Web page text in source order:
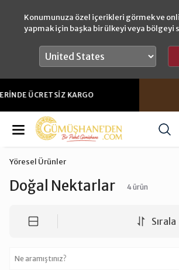
Konumunuza özel içerikleri görmek ve
yapmak için başka bir ülkeyi veya bölgeyi
SAAT 16:00'A KADAR YAPACAĞINIZ
Yöresel Ürünler
Doğal Nektarlar 4ürün
Sırala